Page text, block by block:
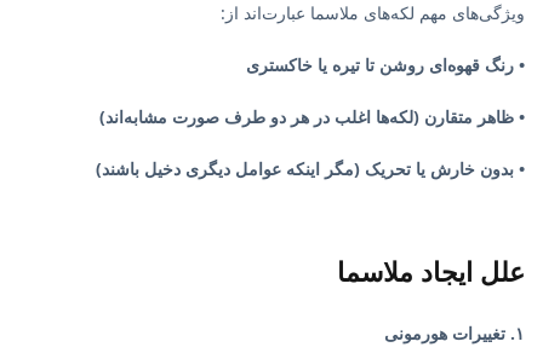
ویژگی‌های مهم لکه‌های ملاسما عبارت‌اند از:
• رنگ قهوه‌ای روشن تا تیره یا خاکستری
• ظاهر متقارن (لکه‌ها اغلب در هر دو طرف صورت مشابه‌اند)
• بدون خارش یا تحریک (مگر اینکه عوامل دیگری دخیل باشند)
علل ایجاد ملاسما
۱. تغییرات هورمونی